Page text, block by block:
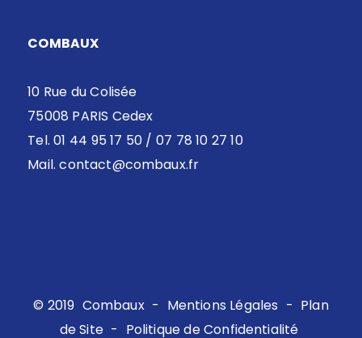
COMBAUX
10 Rue du Colisée
75008 PARIS Cedex
Tel. 01 44 95 17 50 / 07 78 10 27 10
Mail.contact@combaux.fr
© 2019 Combaux - Mentions Légales - Plan
de Site - Politique de Confidentialité